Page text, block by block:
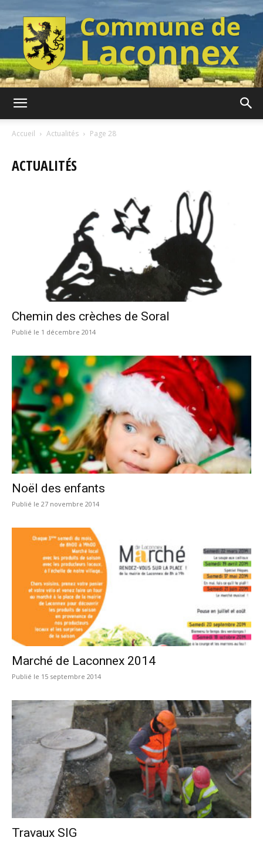
Genève
Accueil Actualités Page 28
ACTUALITÉS
Chemin des crèches de Soral
1 décembre 2014
Noël des enfants
27 novembre 2014
Marché de Laconnex 2014
15 septembre 2014
Travaux SIG